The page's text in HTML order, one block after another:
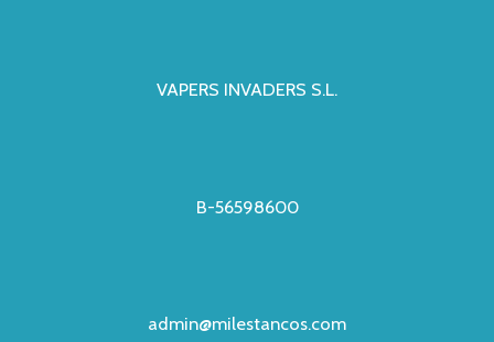
VAPERS INVADERS S.L.
B-56598600
admin@milestancos.com